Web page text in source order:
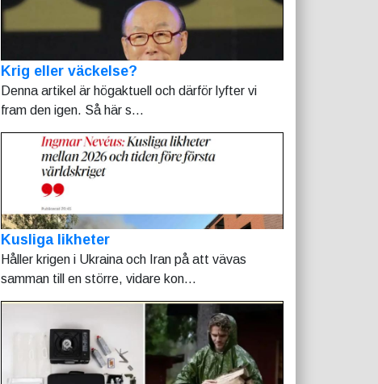
Krig eller väckelse?
Denna artikel är högaktuell och därför lyfter vi
fram den igen. Så här s...
Kusliga likheter
Håller krigen i Ukraina och Iran på att vävas
samman till en större, vidare kon...